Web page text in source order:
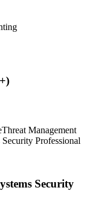
Threat Management
Security